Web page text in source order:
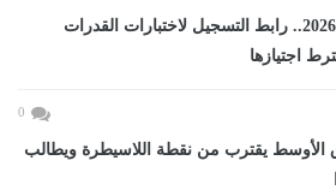
تنسيق الجامعات 2026.. رابط التسجيل لاختبارات القدرات
اجتيازها
0
يقترب من نقطة اللاسيطرة ويطالب